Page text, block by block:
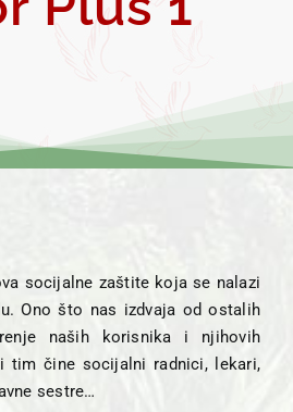
socijalne zaštite koja se nalazi
Ono što nas izdvaja od ostalih
naših korisnika i njihovih
tim čine socijalni radnici, lekari,
sestre…